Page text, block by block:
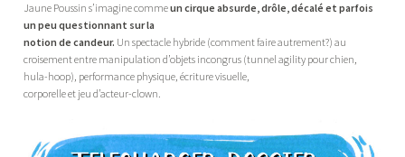
Jaune Poussin s’imagine commeun cirque absurde, drôle, décalé et parfois
un peu questionnant sur la
notion de candeur. Un spectacle hybride (comment faire autrement?) au
croisement entre manipulation d’objets incongrus (tunnel agility pour chien,
hula-hoop), performance physique, écriture visuelle,
corporelle et jeu d’acteur-clown.